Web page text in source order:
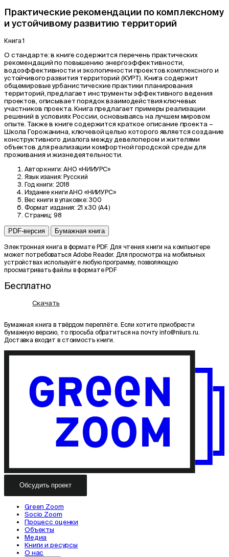
Практические рекомендации по комплексному
и устойчивому развитию территорий
Книга 1
О стандарте: в книге содержится перечень практических
рекомендаций по повышению энергоэффективности,
водоэффективности и экологичности проектов комплексного и
устойчивого развития территорий (КУРТ). Книга содержит
общемировые урбанистические практики планирования
территорий, предлагает инструменты эффективного ведения
проектов, описывает порядок взаимодействия ключевых
участников проекта. Книга предлагает примеры реализации
решений в условиях России, основываясь на лучшем мировом
опыте. Также в книге содержится краткое описание проекта –
Школа Горожанина, ключевой целью которого является создание
конструктивного диалога между девелопером и жителями
объектов для реализации комфортной городской среды для
проживания и жизнедеятельности.
Автор книги: АНО «НИИУРС»
Язык изания: Русский
Год книги: 2018
Издание книги АНО «НИИУРС»
Вес книги в упаковке: 300
Формат издания: 21 x 30 (А4)
Страниц: 98
PDF-версия Бумажная книга
Электронная книга в формате PDF. Для чтения книги на компьютере
может потребоваться Adobe Reader. Для просмотра на мобильных
устройствах используйте любую программу, позволяющую
просматривать файлы в формате PDF
Бесплатно
Скачать
Бумажная книга в твёрдом переплёте. Если хотите приобрести
бумажную версию, то просьба обратиться на почту info@niiurs.ru.
Доставка входит в стоимость книги.
Обсудить проект
Green Zoom
Socio Zoom
Процесс оценки
Объекты
Медиа
Книги и ресурсы
О нас